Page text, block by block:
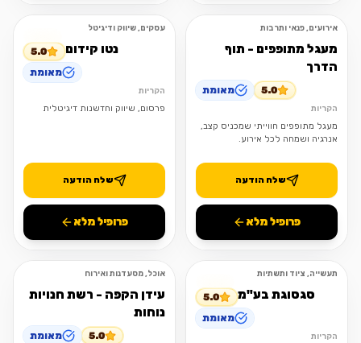
אירועים, פנאי ותרבות
מעגל מתופפים - תוף
הדרך
5.0 מאומת
הקריות
מעגל מתופפים חווייתי שמכניס קצב,
אנרגיה ושמחה לכל אירוע.
שלח הודעה
פרופיל מלא
עסקים, שיווק ודיגיטל
נטו קידום
5.0
מאומת
הקריות
פרסום, שיווק וחדשנות דיגיטלית
שלח הודעה
פרופיל מלא
תעשייה, ציוד ותשתיות
סגסוגת בע"מ
5.0
מאומת
הקריות
אוכל, מסעדנות ואירוח
עידן הקפה - רשת חנויות
נוחות
5.0 מאומת